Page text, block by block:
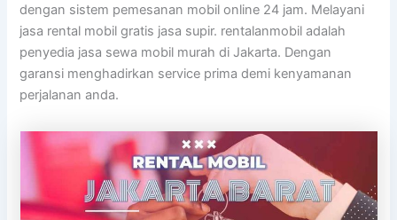
dengan sistem pemesanan mobil online 24 jam. Melayani
jasa rental mobil gratis jasa supir. rentalanmobil adalah
penyedia jasa sewa mobil murah di Jakarta. Dengan
garansi menghadirkan service prima demi kenyamanan
perjalanan anda.